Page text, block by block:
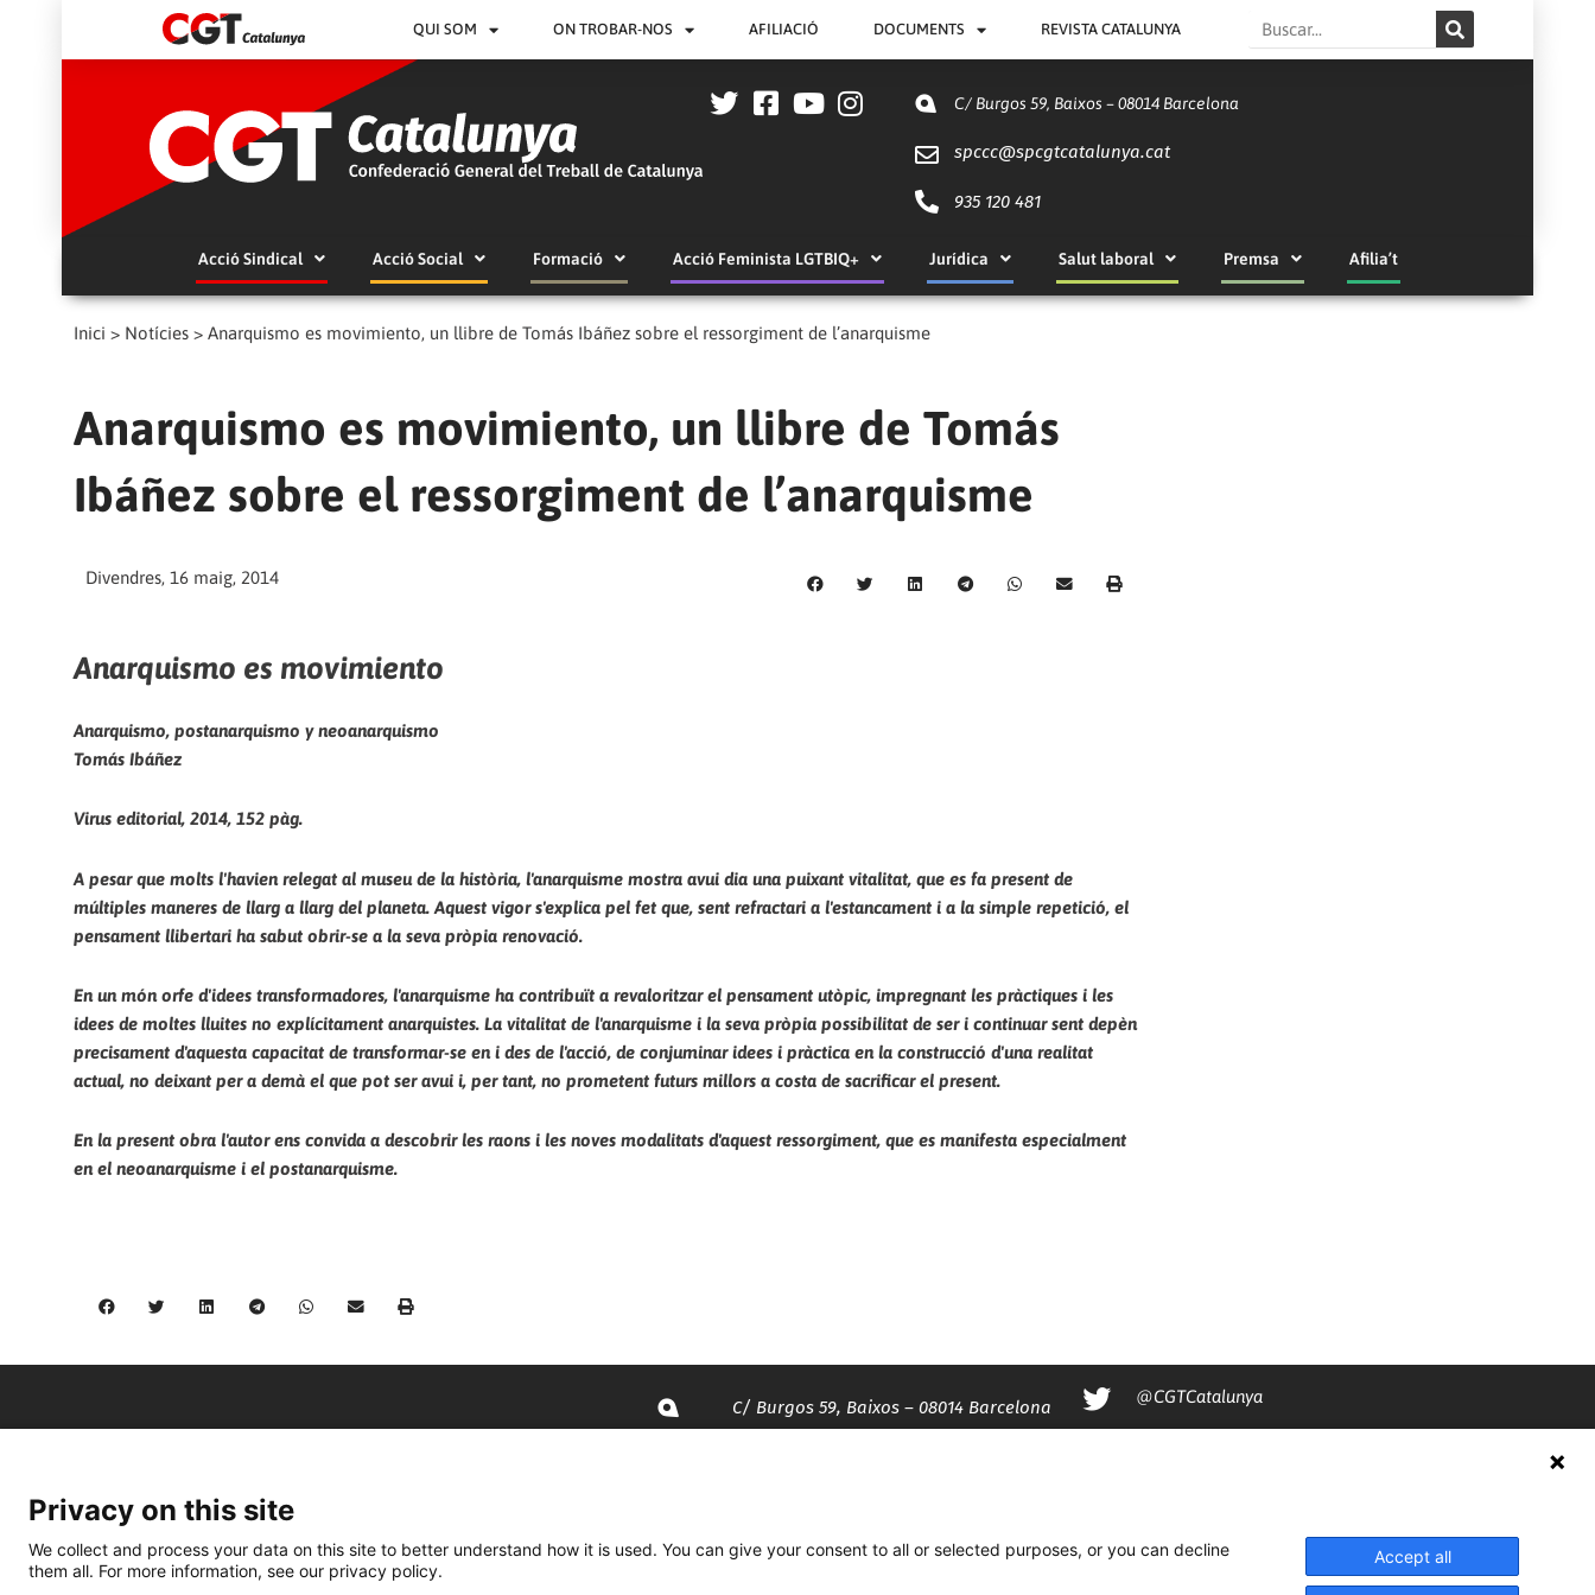
QUI SOM ON TROBAR-NOS AFILIACIÓ DOCUMENTS REVISTA CATALUNYA Search
C/ Burgos 59, Baixos – 08014 Barcelona
spccc@spcgtcatalunya.cat
935 120 481
Acció Sindical Acció Social Formació Acció Feminista LGTBIQ+ Jurídica Salut laboral Premsa Afilia’t
Inici > Notícies > Anarquismo es movimiento, un llibre de Tomás Ibáñez sobre el ressorgiment de l’anarquisme
Anarquismo es movimiento, un llibre de Tomás
Ibáñez sobre el ressorgiment de l’anarquisme
Divendres, 16 maig, 2014
Anarquismo es movimiento
Anarquismo, postanarquismo y neoanarquismo
Tomás Ibáñez
Virus editorial, 2014, 152 pàg.
A pesar que molts l'havien relegat al museu de la història, l'anarquisme mostra avui dia una puixant vitalitat, que es fa present de
múltiples maneres de llarg a llarg del planeta. Aquest vigor s'explica pel fet que, sent refractari a l'estancament i a la simple repetició, el
pensament llibertari ha sabut obrir-se a la seva pròpia renovació.
En un món orfe d'idees transformadores, l'anarquisme ha contribuït a revaloritzar el pensament utòpic, impregnant les pràctiques i les
idees de moltes lluites no explícitament anarquistes. La vitalitat de l'anarquisme i la seva pròpia possibilitat de ser i continuar sent depèn
precisament d'aquesta capacitat de transformar-se en i des de l'acció, de conjuminar idees i pràctica en la construcció d'una realitat
actual, no deixant per a demà el que pot ser avui i, per tant, no prometent futurs millors a costa de sacrificar el present.
En la present obra l'autor ens convida a descobrir les raons i les noves modalitats d'aquest ressorgiment, que es manifesta especialment
en el neoanarquisme i el postanarquisme.
C/ Burgos 59, Baixos – 08014 Barcelona
935 120 481
@CGTCatalunya
Privacy on this site
We collect and process your data on this site to better understand how it is used. You can give your consent to all or selected purposes, or you can decline
them all. For more information, see our privacy policy.
Accept all